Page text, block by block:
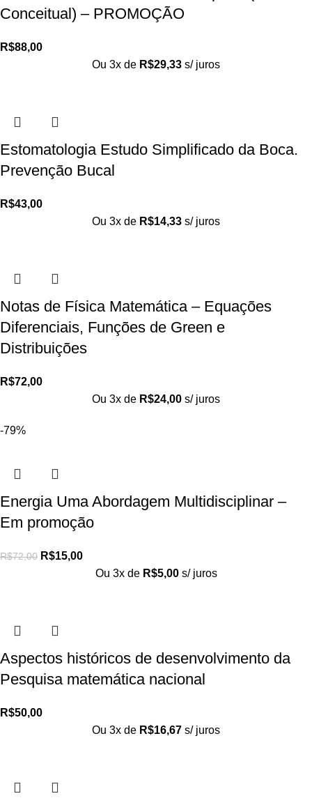
Conceitual) – PROMOÇÃO
R$88,00
Ou 3x de R$29,33 s/ juros
Estomatologia Estudo Simplificado da Boca.
Prevenção Bucal
R$43,00
Ou 3x de R$14,33 s/ juros
Notas de Física Matemática – Equações
Diferenciais, Funções de Green e
Distribuições
R$72,00
Ou 3x de R$24,00 s/ juros
-79%
Energia Uma Abordagem Multidisciplinar –
Em promoção
R$72,00 R$15,00
Ou 3x de R$5,00 s/ juros
Aspectos históricos de desenvolvimento da
Pesquisa matemática nacional
R$50,00
Ou 3x de R$16,67 s/ juros